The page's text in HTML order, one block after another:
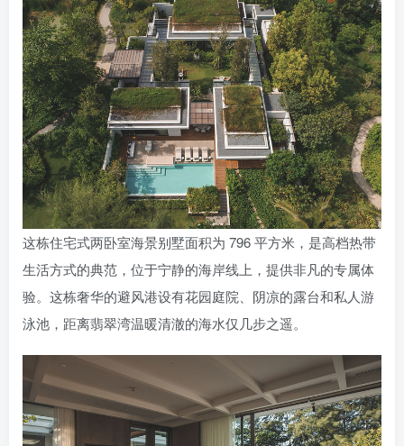
这栋住宅式两卧室海景别墅面积为 796 平方米，是高档热带
生活方式的典范，位于宁静的海岸线上，提供非凡的专属体
验。这栋奢华的避风港设有花园庭院、阴凉的露台和私人游
泳池，距离翡翠湾温暖清澈的海水仅几步之遥。